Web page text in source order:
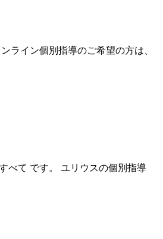
ライン個別指導のご希望の方は、
べて です。 ユリウスの個別指導